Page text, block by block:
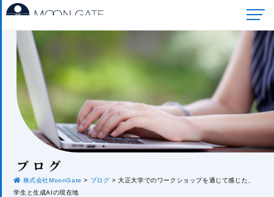
ブロ グ
株式会社MoonGate > ブログ >大正大学でのワークショップを通じて感じた、
学生と生成AIの現在地